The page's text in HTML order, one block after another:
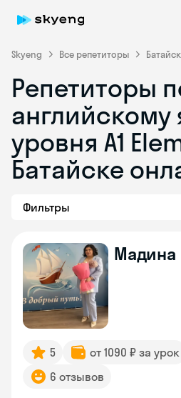
Skyeng Все репетиторы Батайск
Репетиторы
английскому
уровня A1
Батайске
Фильтры
Мадина
5 от 1090 ₽ за урок
6 отзывов